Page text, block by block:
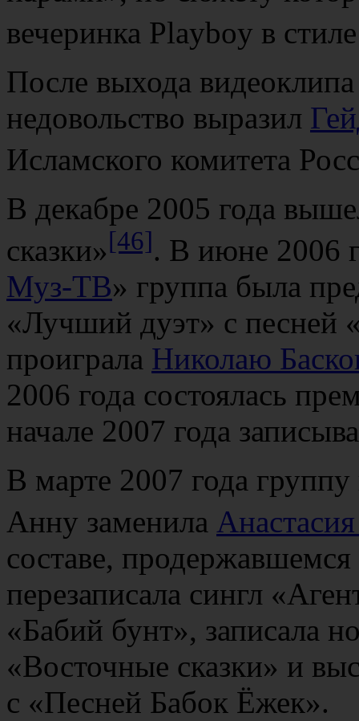
вечеринка Playboy в
После выхода
недовольство выразил
Исламского комитета
В декабре 2005 года
сказки»[46]. В июне 2006
Муз-ТВ» группа была
«Лучший дуэт» с песней
проиграла Николаю
2006 года состоялась
начале 2007 года
В марте 2007 года
Анну заменила
составе,
перезаписала сингл
«Бабий бунт», записала
«Восточные сказки» и
с «Песней Бабок Ёжек».